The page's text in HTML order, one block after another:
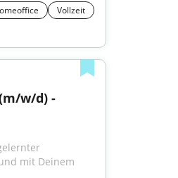
Vollzeit
w/d) -
mit Deinem